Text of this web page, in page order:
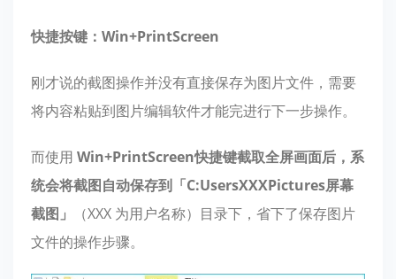
快捷按键：Win+PrintScreen
刚才说的截图操作并没有直接保存为图片文件，需要
将内容粘贴到图片编辑软件才能完进行下一步操作。
而使用 Win+PrintScreen快捷键截取全屏画面后，系
统会将截图自动保存到「C:UsersXXXPictures屏幕
截图」
（XXX 为用户名称）目录下，省下了保存图片
文件的操作步骤。